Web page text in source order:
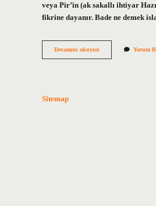
veya Pir’in (ak sakallı ihtiyar
fikrine dayanır. Bade ne demek
Devamını okuyun
Bade
Yorum
Sitemap